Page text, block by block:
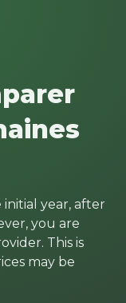
year, after
you are
This is
may be